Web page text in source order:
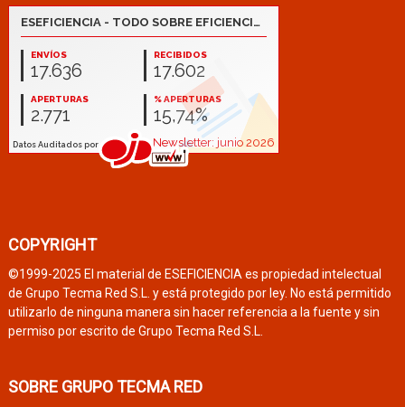
COPYRIGHT
©1999-2025 El material de ESEFICIENCIA es propiedad intelectual
de Grupo Tecma Red S.L. y está protegido por ley. No está permitido
utilizarlo de ninguna manera sin hacer referencia a la fuente y sin
permiso por escrito de Grupo Tecma Red S.L.
SOBRE GRUPO TECMA RED